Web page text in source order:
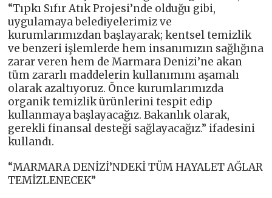
“Tıpkı Sıfır Atık Projesi’nde olduğu gibi,
uygulamaya belediyelerimiz ve
kurumlarımızdan başlayarak; kentsel temizlik
ve benzeri işlemlerde hem insanımızın sağlığına
zarar veren hem de Marmara Denizi’ne akan
tüm zararlı maddelerin kullanımını aşamalı
olarak azaltıyoruz. Önce kurumlarımızda
organik temizlik ürünlerini tespit edip
kullanmaya başlayacağız. Bakanlık olarak,
gerekli finansal desteği sağlayacağız.” ifadesini
kullandı.
“MARMARA DENİZİ’NDEKİ TÜM HAYALET AĞLAR
TEMİZLENECEK”